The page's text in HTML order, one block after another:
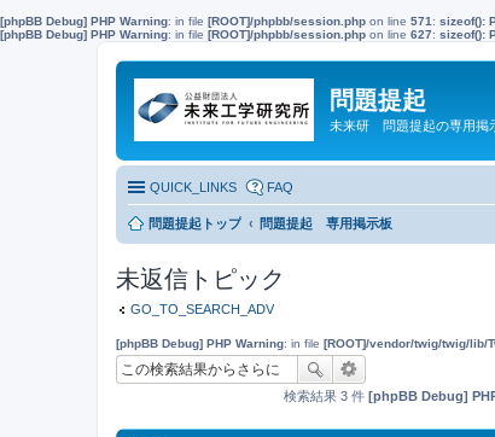
[phpBB Debug] PHP Warning: in file [ROOT]/phpbb/session.php on line 571 : sizeof():
[phpBB Debug] PHP Warning: in file [ROOT]/phpbb/session.php on line 627: sizeof():
問題提起
未来研 問題提起の専用掲
QUICK_LINKS FAQ
問題提起トップ 問題提起 専用掲示板
未返信トピック
GO_TO_SEARCH_ADV
[phpBB Debug] PHP Warning: in file [ROOT]/vendor/twig/twig/lib/
検索結果 3 件 [phpBB Debug]